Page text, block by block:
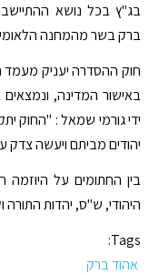
בג"ץ בכל נושא
ברק בשר מהמחנה הלאומי
חוק ההסדרה יעניק מעמד
באישור המדינה,
ידי גורמי שמאל : "החוק
יהודים מביתם ויעשה צדק
בין החתומים על היוזמה
היהודי, ש"ס, יהדות התורה
Tags:
אהוד ברק